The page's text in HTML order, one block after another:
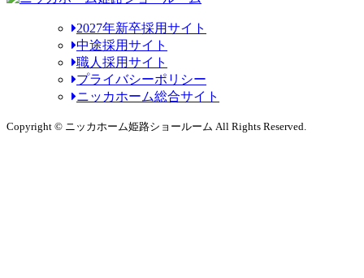
2027年新卒採用サイト
中途採用サイト
職人採用サイト
プライバシーポリシー
ニッカホーム総合サイト
Copyright © ニッカホーム姫路ショールーム All Rights Reserved.